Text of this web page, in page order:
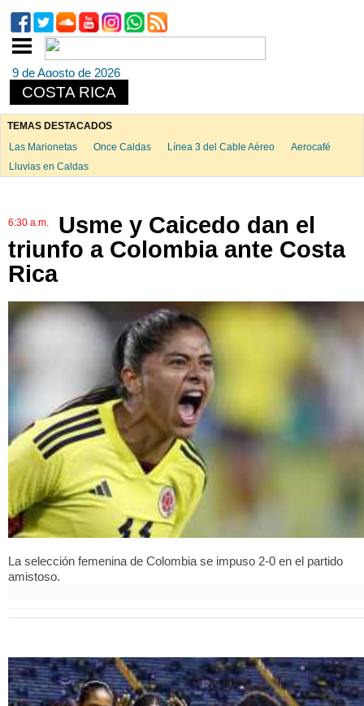
9 de Agosto de 2026
COSTA RICA
TEMAS DESTACADOS
Las Marionetas
Once Caldas Línea 3 del Cable Aéreo
Aerocafé
Lluvias en Caldas
6:30 a.m.
Usme y Caicedo dan el
triunfo a Colombia ante Costa
Rica
La selección femenina de Colombia se impuso 2-0 en el partido
amistoso.